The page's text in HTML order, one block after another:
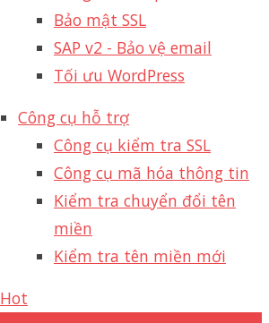
Bảo mật SSL
SAP v2 - Bảo vệ email​
Tối ưu WordPress
Công cụ hỗ trợ
Công cụ kiểm tra SSL
Công cụ mã hóa thông tin
Kiểm tra chuyển đổi tên
miền
Kiểm tra tên miền mới
Hot